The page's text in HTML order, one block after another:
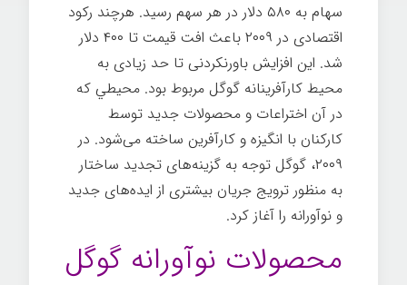
سهام به ۵۸۰ دلار در هر سهم رسید. هرچند رکود
اقتصادی در ۲۰۰۹ باعث افت قیمت تا ۴۰۰ دلار
شد. این افزایش باورنکردنی تا حد زیادی به
محیط کارآفرینانه گوگل مربوط بود. محيطي كه
در آن اختراعات و محصولات جدید توسط
کارکنان با انگيزه و کارآفرین ساخته می‌شود. در
۲۰۰۹، گوگل توجه به گزینه‌های تجدید ساختار
به منظور ترویج جریان بیشتری از ایده‌های جدید
و نوآورانه را آغاز کرد.
محصولات نوآورانه گوگل